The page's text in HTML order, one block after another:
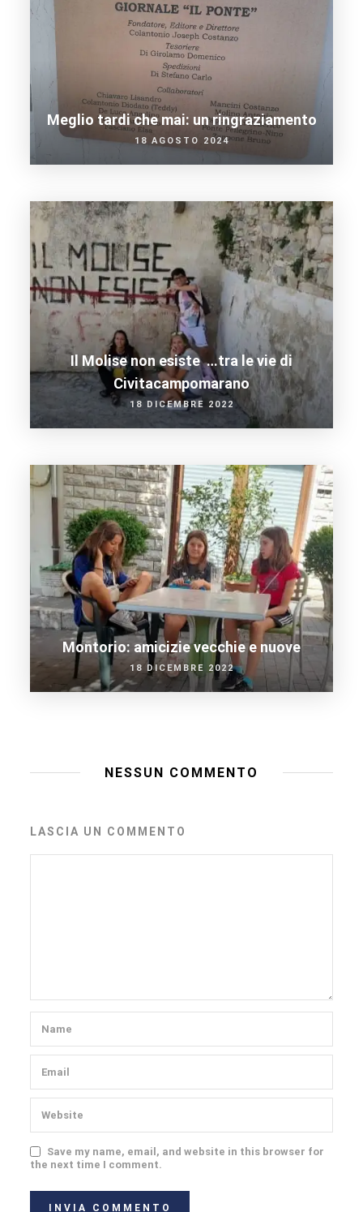
Meglio tardi che mai: un ringraziamento
18 AGOSTO 2024
Il Molise non esiste …tra le vie di
Civitacampomarano
18 DICEMBRE 2022
Montorio: amicizie vecchie e nuove
18 DICEMBRE 2022
NESSUN COMMENTO
LASCIA UN COMMENTO
Save my name, email, and website in this browser for
the next time I comment.